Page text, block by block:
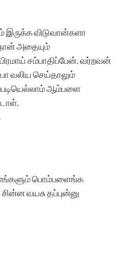
இருக்க விடுவான்களா
நான் அதையும்
சம்பாதிப்பேன். வர்றவன்
வலிய செய்தாலும்
ஆம்பளை
பொம்பளைங்க
வயசு தப்புன்னு